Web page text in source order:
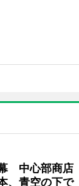
中心部商店
、青空の下で